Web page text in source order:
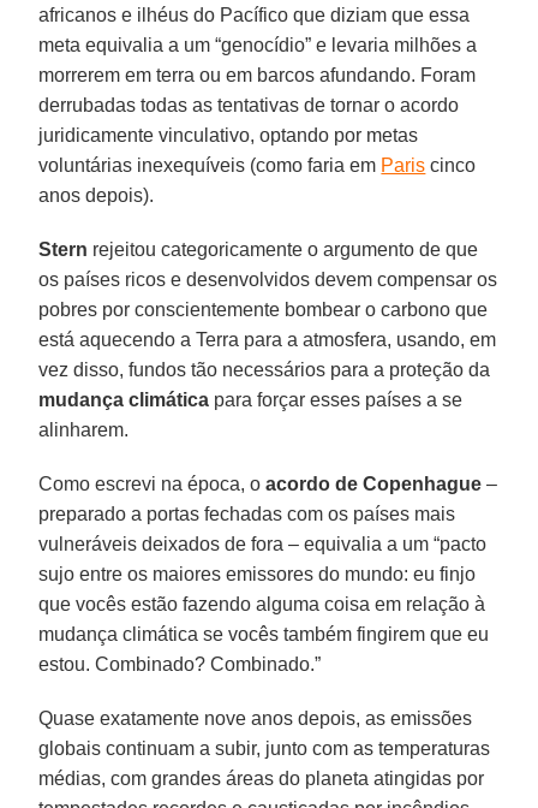
africanos e ilhéus do Pacífico que diziam que essa
meta equivalia a um “genocídio” e levaria milhões a
morrerem em terra ou em barcos afundando. Foram
derrubadas todas as tentativas de tornar o acordo
juridicamente vinculativo, optando por metas
voluntárias inexequíveis (como faria em Paris cinco
anos depois).
Stern rejeitou categoricamente o argumento de que
os países ricos e desenvolvidos devem compensar os
pobres por conscientemente bombear o carbono que
está aquecendo a Terra para a atmosfera, usando, em
vez disso, fundos tão necessários para a proteção da
mudança climática para forçar esses países a se
alinharem.
Como escrevi na época, oacordo de Copenhague –
preparado a portas fechadas com os países mais
vulneráveis deixados de fora – equivalia a um “pacto
sujo entre os maiores emissores do mundo: eu finjo
que vocês estão fazendo alguma coisa em relação à
mudança climática se vocês também fingirem que eu
estou. Combinado? Combinado.”
Quase exatamente nove anos depois, as emissões
globais continuam a subir, junto com as temperaturas
médias, com grandes áreas do planeta atingidas por